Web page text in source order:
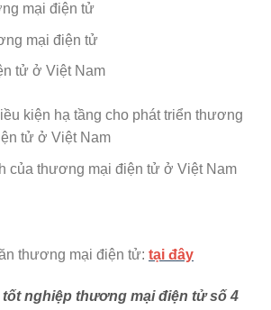
mại điện tử
mại điện tử
tử ở Việt Nam
kiện hạ tầng cho phát triển thương
tử ở Việt Nam
của thương mại điện tử ở Việt Nam
thương mại điện tử: tại đây
tốt nghiệp thương mại điện tử số 4